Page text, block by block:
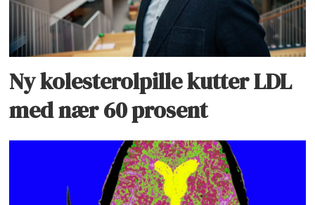
Ny kolesterolpille kutter LDL
med nær 60 prosent